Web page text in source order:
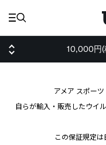
10,000円(
アメア スポー
自らが輸入・販売したウイ
この保証規定は